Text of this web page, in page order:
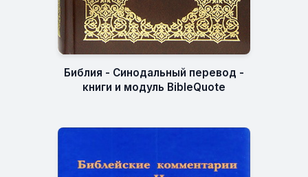
Библия - Синодальный перевод -
книги и модуль BibleQuote